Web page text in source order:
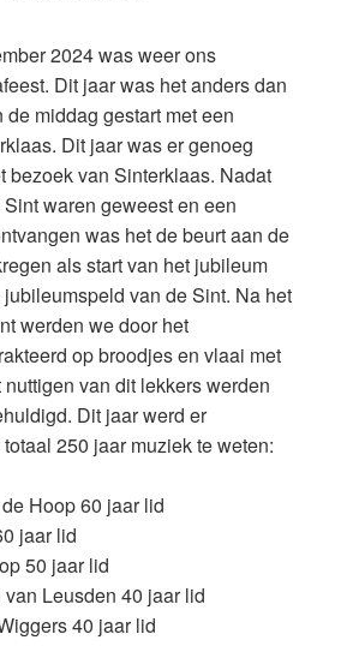
2024 was weer ons
Dit jaar was het anders dan
middag gestart met een
Dit jaar was er genoeg
bezoek van Sinterklaas. Nadat
waren geweest en een
was het de beurt aan de
als start van het jubileum
van de Sint. Na het
werden we door het
op broodjes en vlaai met
van dit lekkers werden
Dit jaar werd er
250 jaar muziek te weten:
Hoop 60 jaar lid
jaar lid
50 jaar lid
Leusden 40 jaar lid
40 jaar lid